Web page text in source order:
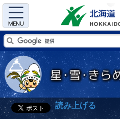
Menu
読み上げる